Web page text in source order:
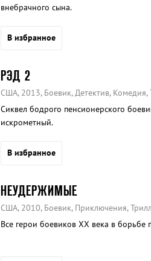
внебрачного сына.
В избранное
РЭД 2
США, 2013, Боевик, Детектив, Комедия,
Сиквел бодрого пенсионерского
искрометный.
В избранное
НЕУДЕРЖИМЫЕ
США, 2010, Боевик, Приключения,
Все герои боевиков XX века в борьбе